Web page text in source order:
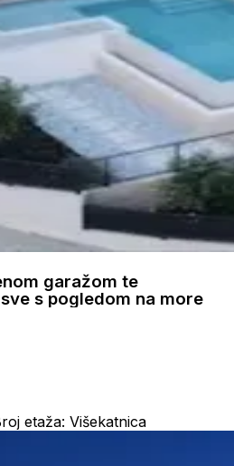
garažom te
s pogledom na more
etaža: Višekatnica